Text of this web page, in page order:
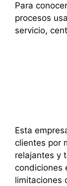
Para
procesos
servicio,
Esta
clientes por
relajantes y
condiciones
limitaciones